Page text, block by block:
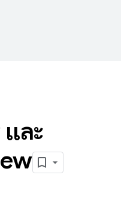
ละ